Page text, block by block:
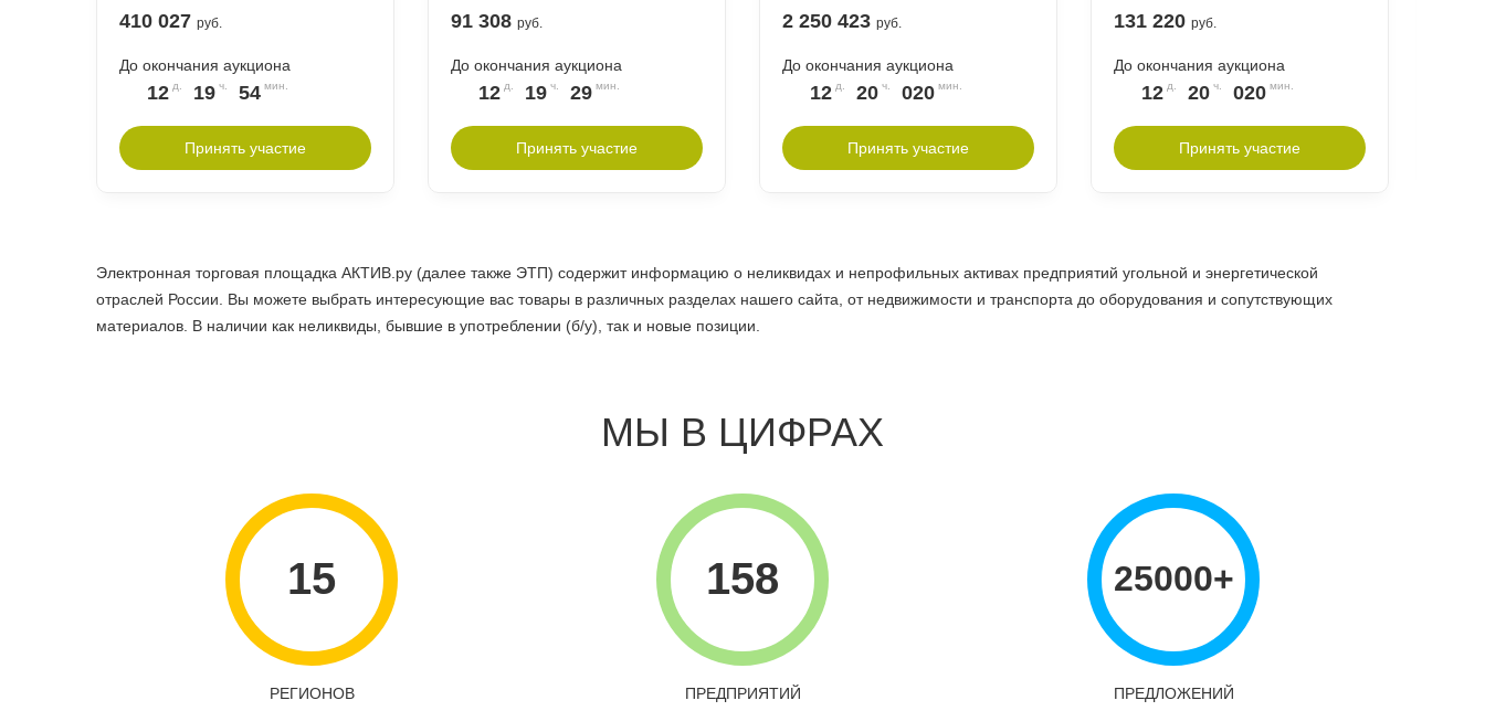
410 027 руб.
До окончания аукциона
12 19 54
Принять участие
91 308 руб.
До окончания аукциона
12 19 29
Принять участие
2 250 423 руб.
До окончания аукциона
12 20 020
Принять участие
131 220 руб.
До окончания аукциона
12 20 020
Принять участие
Электронная торговая площадка АКТИВ.ру (далее также ЭТП) содержит информацию о неликвидах и непрофильных активах предприятий угольной и энергетической
отраслей России. Вы можете выбрать интересующие вас товары в различных разделах нашего сайта, от недвижимости и транспорта до оборудования и сопутствующих
материалов. В наличии как неликвиды, бывшие в употреблении (б/у), так и новые позиции.
МЫ В ЦИФРАХ
15
РЕГИОНОВ
158
ПРЕДПРИЯТИЙ
25000+
ПРЕДЛОЖЕНИЙ